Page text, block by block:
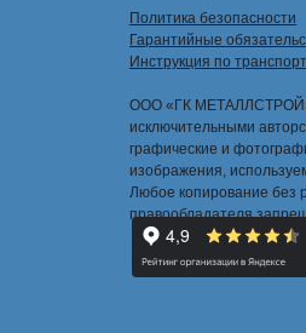
Политика безопасности
Гарантийные
Инструкция по
ООО «ГК
исключительными
графические и
изображения,
Любое копирование без
правообладателя